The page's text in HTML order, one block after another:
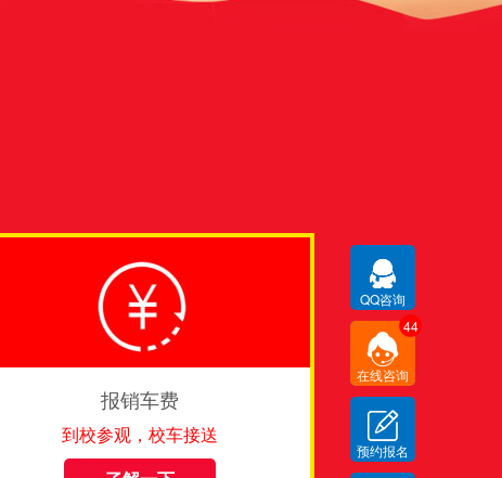
报销车费
到校参观，校车接送
QQ咨询
在线咨询
44
预约报名